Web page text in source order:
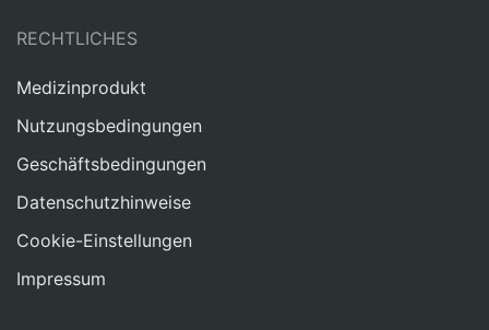
RECHTLICHES
Medizinprodukt
Nutzungsbedingungen
Geschäftsbedingungen
Datenschutzhinweise
Cookie-Einstellungen
Impressum